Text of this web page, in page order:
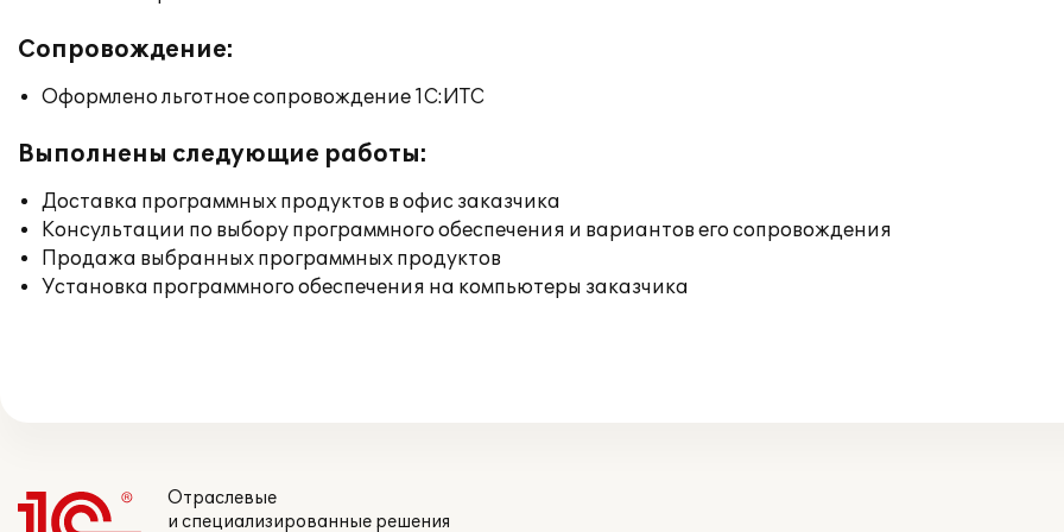
Сопровождение:
Оформлено льготное сопровождение 1С:ИТС
Выполнены следующие работы:
Доставка программных продуктов в офис заказчика
Консультации по выбору программного обеспечения и вариантов его сопровождения
Продажа выбранных программных продуктов
Установка программного обеспечения на компьютеры заказчика
Отраслевые
и специализированные решения